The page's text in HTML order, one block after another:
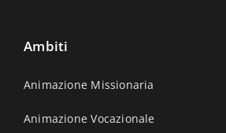
Ambiti
Animazione Missionaria
Animazione Vocazionale